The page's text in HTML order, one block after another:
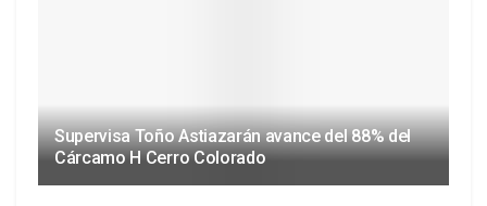
Supervisa Toño Astiazarán avance del 88% del
Cárcamo H Cerro Colorado